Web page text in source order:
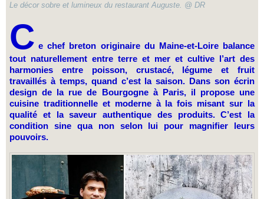
Le décor sobre et lumineux du restaurant Auguste. @ DR
C e chef breton originaire du Maine-et-Loire balance
tout naturellement entre terre et mer et cultive l’art des
harmonies entre poisson, crustacé, légume et fruit
travaillés à temps, quand c’est la saison. Dans son écrin
design de la rue de Bourgogne à Paris, il propose une
cuisine traditionnelle et moderne à la fois misant sur la
qualité et la saveur authentique des produits. C’est la
condition sine qua non selon lui pour magnifier leurs
pouvoirs.